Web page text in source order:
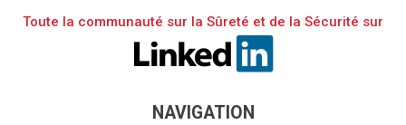
Toute la communauté sur la Sûreté et de la Sécurité sur
NAVIGATION